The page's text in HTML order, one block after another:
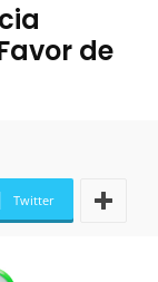
de
Twitter